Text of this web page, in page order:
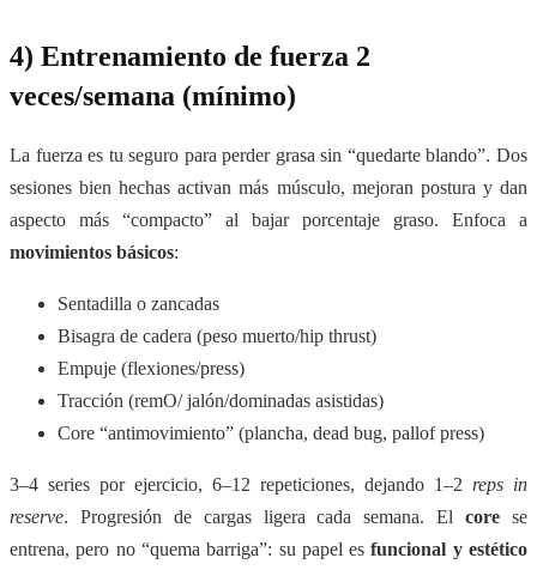
4) Entrenamiento de fuerza 2
veces/semana (mínimo)
La fuerza es tu seguro para perder grasa sin “quedarte blando”. Dos
sesiones bien hechas activan más músculo, mejoran postura y dan
aspecto más “compacto” al bajar porcentaje graso. Enfoca a
movimientos básicos:
Sentadilla o zancadas
Bisagra de cadera (peso muerto/hip thrust)
Empuje (flexiones/press)
Tracción (remO/ jalón/dominadas asistidas)
Core “antimovimiento” (plancha, dead bug, pallof press)
3–4 series por ejercicio, 6–12 repeticiones, dejando 1–2 reps in
reserve. Progresión de cargas ligera cada semana. Elcore se
entrena, pero no “quema barriga”: su papel esfuncional y estético